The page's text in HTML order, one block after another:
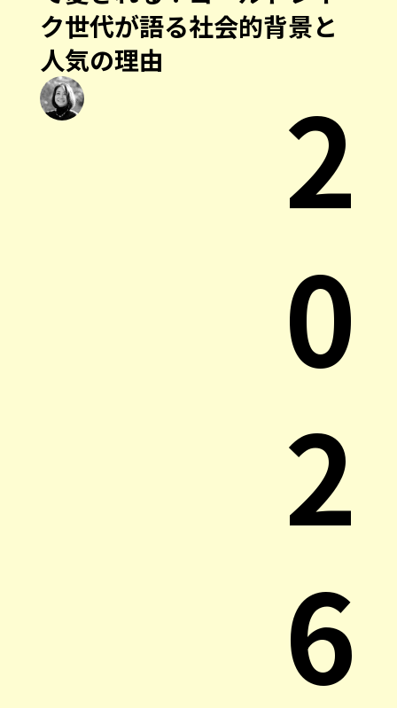
ク世代が語る社会的背景と
人気の理由
2
0
2
6